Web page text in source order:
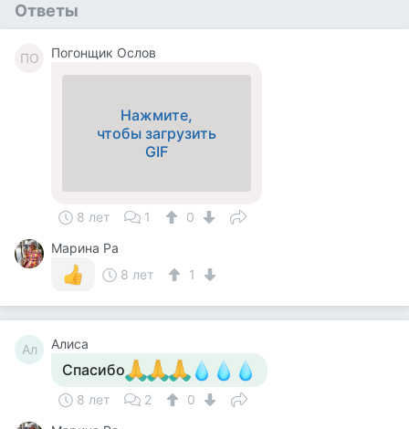
Ответы
ПО Погонщик Ослов
Нажмите,
чтобы загрузить
GIF
8 лет 1
0
Марина Ра
8 лет
1
Ал Алиса
Спасибо
8 лет 2
0